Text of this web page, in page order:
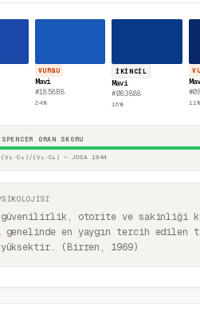
VURGU
Mavi
#1858B8
24%
İKINCIL
Mavi
#083888
16% 11 %
ORAN SKORU
(V₁·C₁) — JOSA 1944
güvenilirlik, otorite ve sakinliği
genelinde en yaygın tercih edilen
yüksektir. (Birren, 1969)